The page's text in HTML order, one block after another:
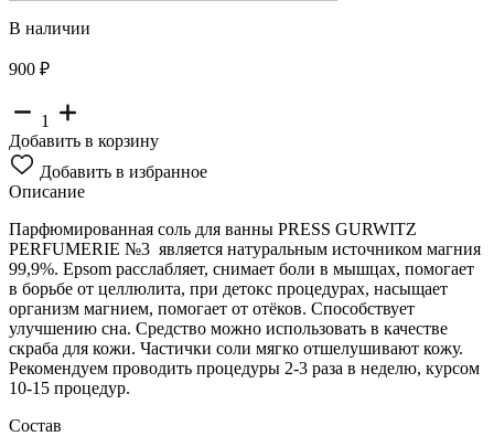
В наличии
900 ₽
1
Добавить в корзину
Добавить в избранное
Описание
Парфюмированная соль для ванны PRESS GURWITZ
PERFUMERIE №3 является натуральным источником магния
99,9%. Epsom расслабляет, снимает боли в мышцах, помогает
в борьбе от целлюлита, при детокс процедурах, насыщает
организм магнием, помогает от отёков. Способствует
улучшению сна. Средство можно использовать в качестве
скраба для кожи. Частички соли мягко отшелушивают кожу.
Рекомендуем проводить процедуры 2-3 раза в неделю, курсом
10-15 процедур.
Состав